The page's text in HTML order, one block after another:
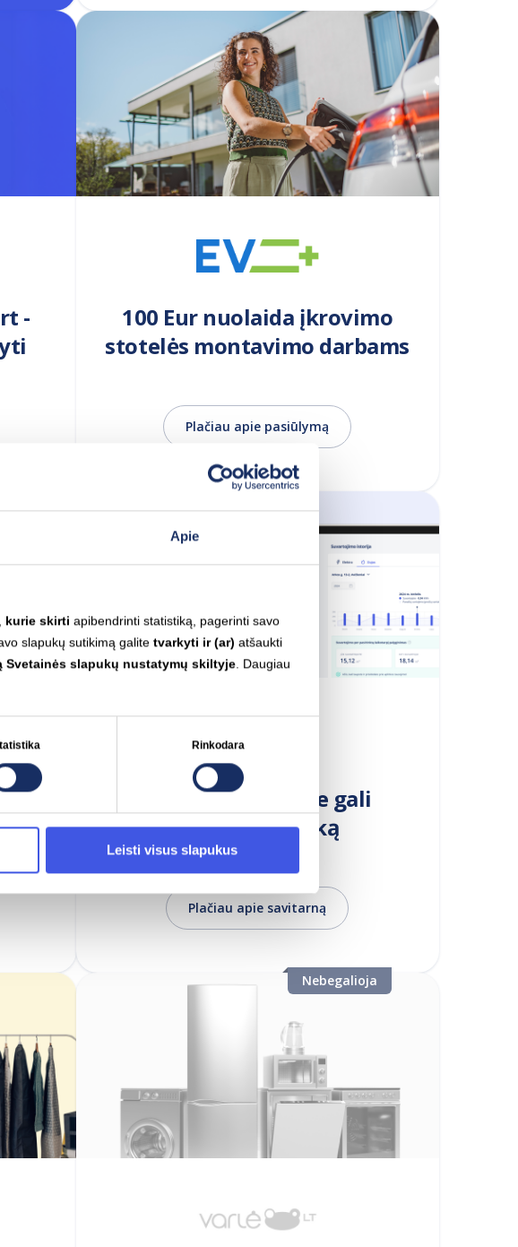
Apie
kurie skirti apibendrinti statistiką, pagerinti savo
slapukų sutikimą galitetvarkyti ir (ar) atšaukti
Svetainės slapukų nustatymų skiltyje. Daugiau
Rinkodara
Leisti visus slapukus
-
100 Eur nuolaida įkrovimo
stotelės montavimo darbams
Plačiau apie pasiūlymą
Savitarna, kurioje gali
pasidaryti viską
Plačiau apie savitarną
Nebegalioja